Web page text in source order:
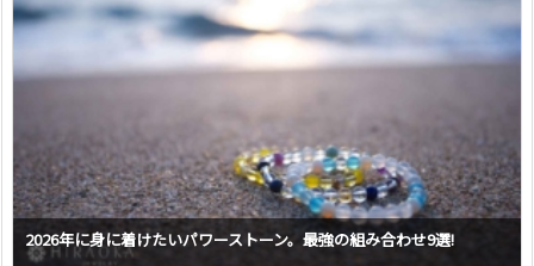
2026年に身に着けたいパワーストーン。最強の組み合わせ9選!